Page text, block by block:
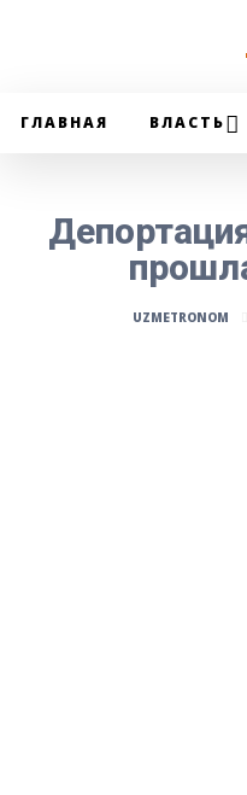
ГЛАВНАЯ ВЛАСТЬ
UZMETRONOM